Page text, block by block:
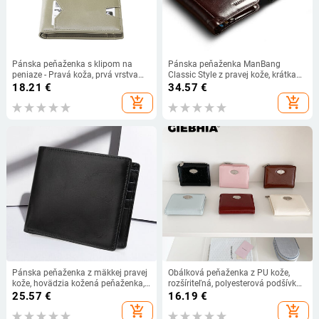
Pánska peňaženka s klipom na
peniaze - Pravá koža, prvá vrstva
hovädzej kože, proti krádeži, viac
18.21 €
add_shopping_cart
Pánska peňaženka ManBang
Classic Style z pravej kože, krátka
pánska peňaženka, držiak na karty,
pánska módna peňaženka vysokej
kvality
34.57 €
add_shopping_cart
Pánska peňaženka z mäkkej pravej
kože, hovädzia kožená peňaženka,
malý držiak na karty, čierna krátka
25.57 €
add_shopping_cart
Obálková peňaženka z PU kože,
rozšíriteľná, polyesterová podšívka,
denné použitie, leto 2025
16.19 €
add_shopping_cart